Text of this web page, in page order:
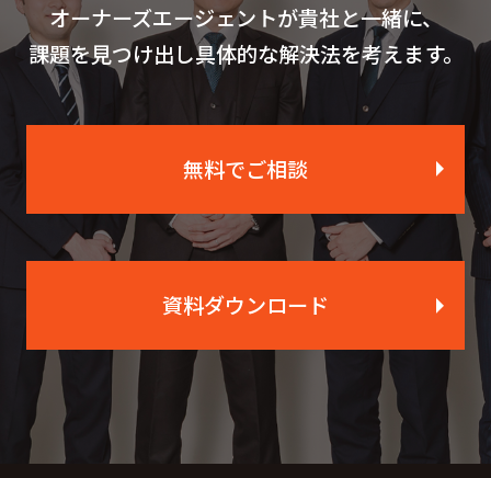
オーナーズエージェントが貴社と一緒に、
課題を見つけ出し具体的な解決法を考えます。
無料でご相談
資料ダウンロード